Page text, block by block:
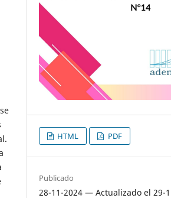
HTML PDF
Publicado
28-11-2024 — Actualizado el 29-